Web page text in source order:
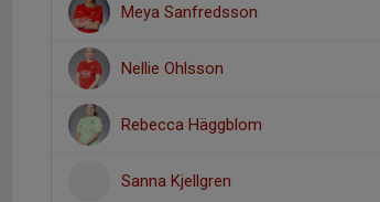
Meya Sanfredsson
Nellie Ohlsson
Rebecca Häggblom
Sanna Kjellgren